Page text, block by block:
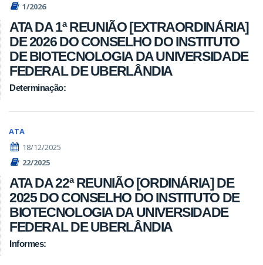
1/2026
ATA DA 1ª REUNIÃO [EXTRAORDINÁRIA]
DE 2026 DO CONSELHO DO INSTITUTO
DE BIOTECNOLOGIA DA UNIVERSIDADE
FEDERAL DE UBERLÂNDIA
Determinação:
ATA
18/12/2025
22/2025
ATA DA 22ª REUNIÃO [ORDINÁRIA] DE
2025 DO CONSELHO DO INSTITUTO DE
BIOTECNOLOGIA DA UNIVERSIDADE
FEDERAL DE UBERLÂNDIA
Informes: